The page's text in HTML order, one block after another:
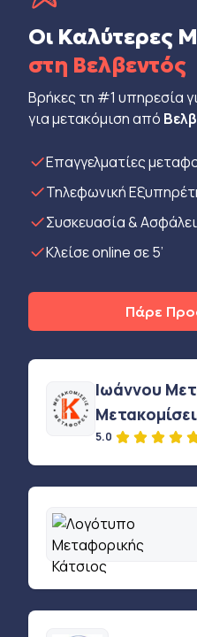
Οι Καλύτερες
στη Βελβεντός
Βρήκες τη #1 υπηρεσία
για μετακόμιση από
Eπαγγελματίες
Τηλεφωνική
Συσκευασία &
Κλείσε online σε 5’
Πάρε
Ιωάννου
5.0